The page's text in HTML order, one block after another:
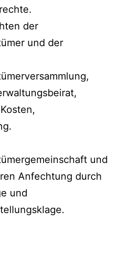
der
und der
und
Anfechtung durch
und